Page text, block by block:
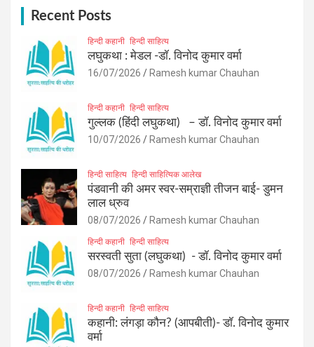
Recent Posts
हिन्दी कहानी हिन्दी साहित्य
लघुकथा : मेडल -डॉ. विनोद कुमार वर्मा
16/07/2026 Ramesh kumar Chauhan
हिन्दी कहानी हिन्दी साहित्य
गुल्लक (हिंदी लघुकथा) – डॉ. विनोद कुमार वर्मा
10/07/2026 Ramesh kumar Chauhan
हिन्दी साहित्य हिन्दी साहित्यिक आलेख
पंडवानी की अमर स्वर-सम्राज्ञी तीजन बाई- डुमन
लाल ध्रुव
08/07/2026 Ramesh kumar Chauhan
हिन्दी कहानी हिन्दी साहित्य
सरस्वती सुता (लघुकथा) ​- डॉ. विनोद कुमार वर्मा
08/07/2026 Ramesh kumar Chauhan
हिन्दी कहानी हिन्दी साहित्य
कहानी: लंगड़ा कौन? (आपबीती)​- डॉ. विनोद कुमार
वर्मा